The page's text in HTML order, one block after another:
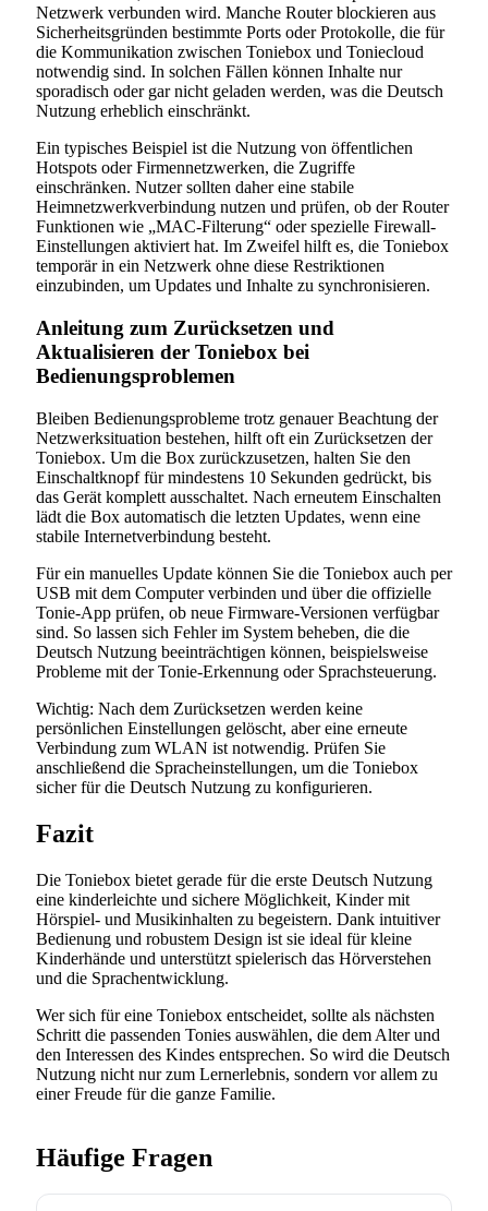
Netzwerk verbunden wird. Manche Router blockieren aus
Sicherheitsgründen bestimmte Ports oder Protokolle, die für
die Kommunikation zwischen Toniebox und Toniecloud
notwendig sind. In solchen Fällen können Inhalte nur
sporadisch oder gar nicht geladen werden, was die Deutsch
Nutzung erheblich einschränkt.
Ein typisches Beispiel ist die Nutzung von öffentlichen
Hotspots oder Firmennetzwerken, die Zugriffe
einschränken. Nutzer sollten daher eine stabile
Heimnetzwerkverbindung nutzen und prüfen, ob der Router
Funktionen wie „MAC-Filterung“ oder spezielle Firewall-
Einstellungen aktiviert hat. Im Zweifel hilft es, die Toniebox
temporär in ein Netzwerk ohne diese Restriktionen
einzubinden, um Updates und Inhalte zu synchronisieren.
Anleitung zum Zurücksetzen und
Aktualisieren der Toniebox bei
Bedienungsproblemen
Bleiben Bedienungsprobleme trotz genauer Beachtung der
Netzwerksituation bestehen, hilft oft ein Zurücksetzen der
Toniebox. Um die Box zurückzusetzen, halten Sie den
Einschaltknopf für mindestens 10 Sekunden gedrückt, bis
das Gerät komplett ausschaltet. Nach erneutem Einschalten
lädt die Box automatisch die letzten Updates, wenn eine
stabile Internetverbindung besteht.
Für ein manuelles Update können Sie die Toniebox auch per
USB mit dem Computer verbinden und über die offizielle
Tonie-App prüfen, ob neue Firmware-Versionen verfügbar
sind. So lassen sich Fehler im System beheben, die die
Deutsch Nutzung beeinträchtigen können, beispielsweise
Probleme mit der Tonie-Erkennung oder Sprachsteuerung.
Wichtig: Nach dem Zurücksetzen werden keine
persönlichen Einstellungen gelöscht, aber eine erneute
Verbindung zum WLAN ist notwendig. Prüfen Sie
anschließend die Spracheinstellungen, um die Toniebox
sicher für die Deutsch Nutzung zu konfigurieren.
Fazit
Die Toniebox bietet gerade für die erste Deutsch Nutzung
eine kinderleichte und sichere Möglichkeit, Kinder mit
Hörspiel- und Musikinhalten zu begeistern. Dank intuitiver
Bedienung und robustem Design ist sie ideal für kleine
Kinderhände und unterstützt spielerisch das Hörverstehen
und die Sprachentwicklung.
Wer sich für eine Toniebox entscheidet, sollte als nächsten
Schritt die passenden Tonies auswählen, die dem Alter und
den Interessen des Kindes entsprechen. So wird die Deutsch
Nutzung nicht nur zum Lernerlebnis, sondern vor allem zu
einer Freude für die ganze Familie.
Häufige Fragen